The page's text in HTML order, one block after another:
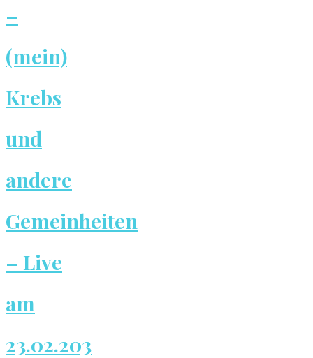
–
(mein)
Krebs
und
andere
Gemeinheiten
– Live
am
23.02.203